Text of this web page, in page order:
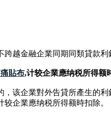
越金融企業同期同類貸款利
貼布,计较企業應纳税所得额
该企業對外告貸所產生的
企業應纳税所得额時扣除。